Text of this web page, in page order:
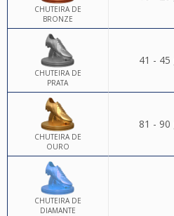
CHUTEIRA DE
BRONZE
CHUTEIRA DE
PRATA
41 - 45
CHUTEIRA DE
OURO
81 - 90
CHUTEIRA DE
DIAMANTE